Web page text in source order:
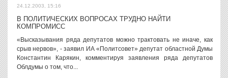
24.12.2003, 15:16
В ПОЛИТИЧЕСКИХ ВОПРОСАХ ТРУДНО НАЙТИ
КОМПРОМИСС
«Высказывания ряда депутатов можно трактовать не иначе, как
срыв нервов», - заявил ИА «Политсовет» депутат областной Думы
Константин Карякин, комментируя заявления ряда депутатов
Облдумы о том, что...